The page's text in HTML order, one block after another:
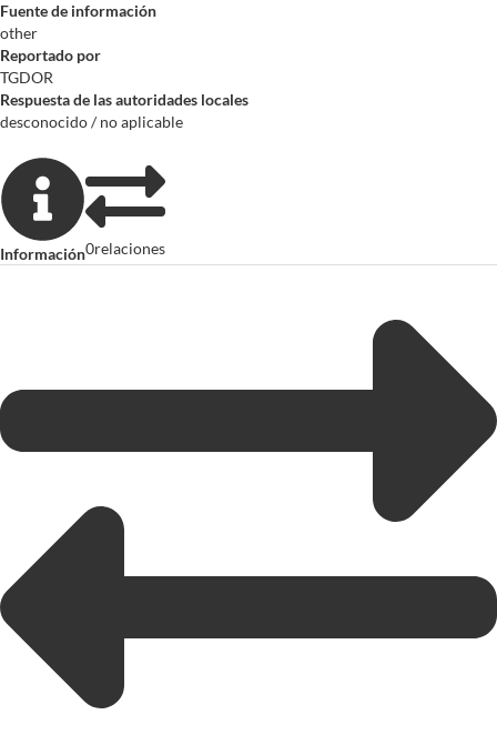
Fuente de información
other
Reportado por
TGDOR
Respuesta de las autoridades locales
desconocido / no aplicable
Información0relaciones